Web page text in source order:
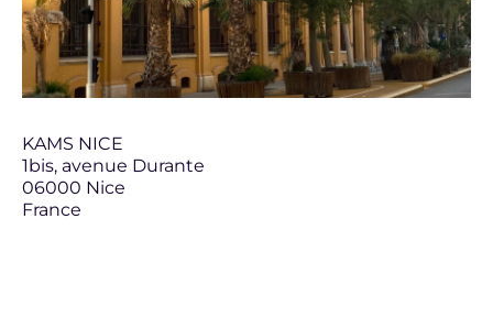
KAMS NICE
1bis, avenue Durante
06000 Nice
France